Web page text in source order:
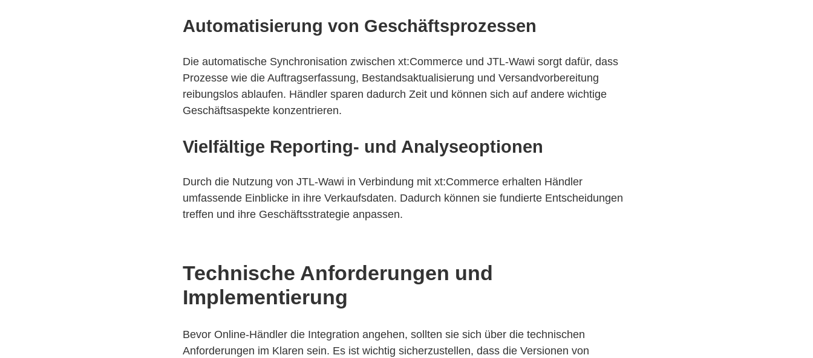
Automatisierung von Geschäftsprozessen
Die automatische Synchronisation zwischen xt:Commerce und JTL-Wawi sorgt dafür, dass
Prozesse wie die Auftragserfassung, Bestandsaktualisierung und Versandvorbereitung
reibungslos ablaufen. Händler sparen dadurch Zeit und können sich auf andere wichtige
Geschäftsaspekte konzentrieren.
Vielfältige Reporting- und Analyseoptionen
Durch die Nutzung von JTL-Wawi in Verbindung mit xt:Commerce erhalten Händler
umfassende Einblicke in ihre Verkaufsdaten. Dadurch können sie fundierte Entscheidungen
treffen und ihre Geschäftsstrategie anpassen.
Technische Anforderungen und
Implementierung
Bevor Online-Händler die Integration angehen, sollten sie sich über die technischen
Anforderungen im Klaren sein. Es ist wichtig sicherzustellen, dass die Versionen von